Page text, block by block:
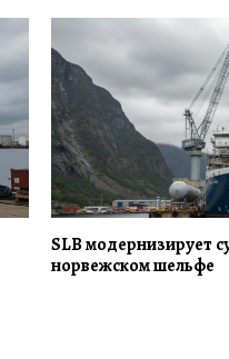
SLB модернизирует
норвежском шельфе